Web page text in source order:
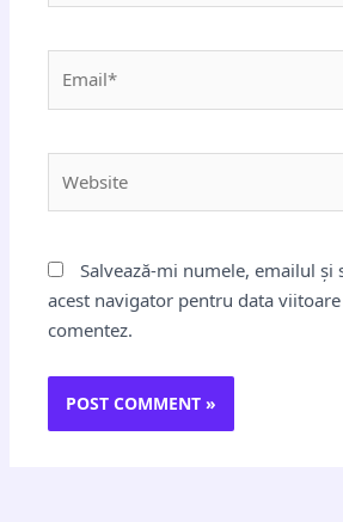
Salvează-mi numele, emailul și
acest navigator pentru data
comentez.